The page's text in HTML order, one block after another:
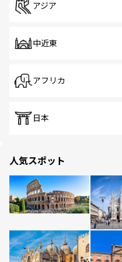
アジア
中近東
アフリカ
日本
人気スポット